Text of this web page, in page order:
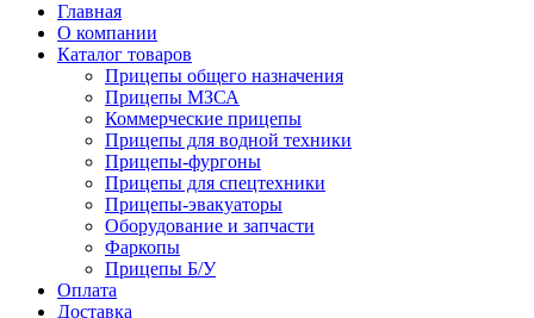
Главная
О компании
Каталог товаров
Прицепы общего назначения
Прицепы МЗСА
Коммерческие прицепы
Прицепы для водной техники
Прицепы-фургоны
Прицепы для спецтехники
Прицепы-эвакуаторы
Оборудование и запчасти
Фаркопы
Прицепы Б/У
Оплата
Доставка